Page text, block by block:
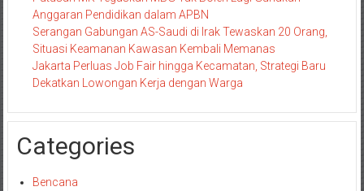
Anggaran Pendidikan dalam APBN
Serangan Gabungan AS-Saudi di Irak Tewaskan 20 Orang,
Situasi Keamanan Kawasan Kembali Memanas
Jakarta Perluas Job Fair hingga Kecamatan, Strategi Baru
Dekatkan Lowongan Kerja dengan Warga
Categories
Bencana